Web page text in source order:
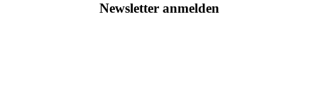
Newsletter anmelden